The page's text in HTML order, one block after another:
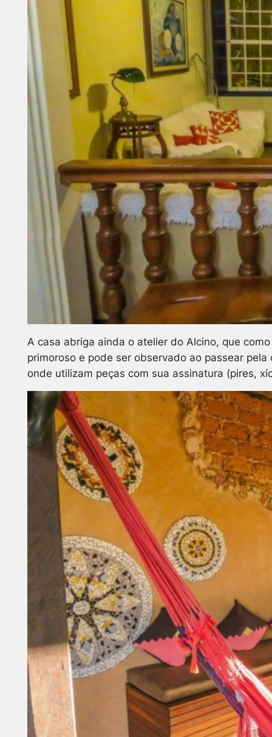
A casa abriga ainda o atelier do Alcino, que
primoroso e pode ser observado ao passear
onde utilizam peças com sua assinatura (pires,